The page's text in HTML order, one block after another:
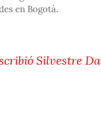
en Bogotá.
Silvestre